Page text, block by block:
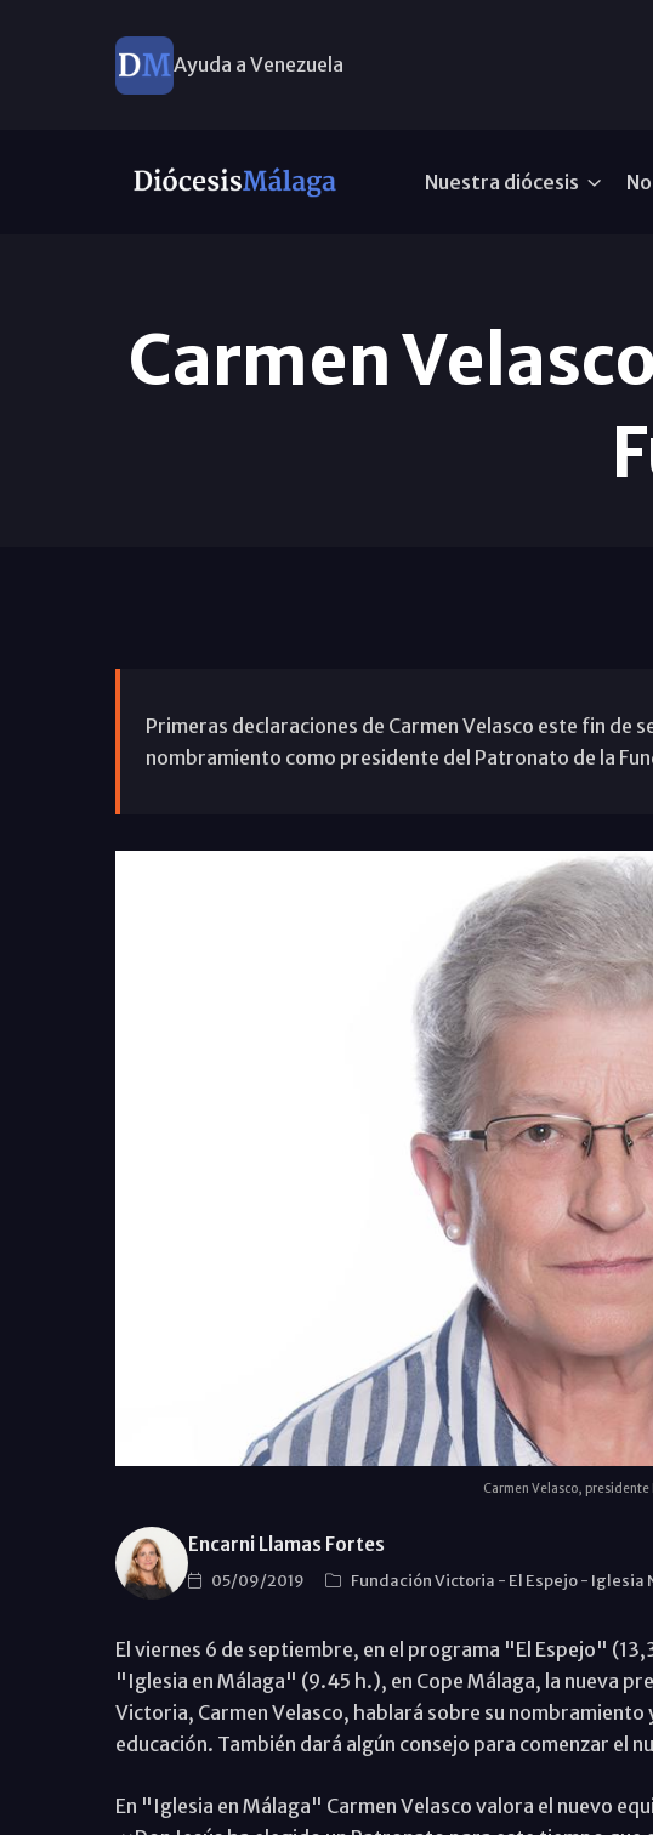
Ayuda a Venezuela
Nuestra diócesis
Carmen
Primeras declaraciones de Carmen Velasco este fin de
nombramiento como presidente del Patronato de la
Carmen Velasco,
Encarni Llamas Fortes
05/09/2019 Fundación Victoria - El Espejo- Iglesia
El viernes 6 de septiembre, en el programa "El Espejo"
"Iglesia en Málaga" (9.45 h.), en Cope Málaga, la nueva
Victoria, Carmen Velasco, hablará sobre su nombramiento
educación. También dará algún consejo para comenzar el
En "Iglesia en Málaga" Carmen Velasco valora el nuevo